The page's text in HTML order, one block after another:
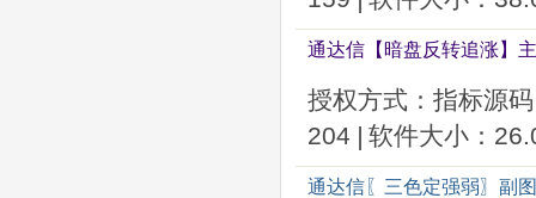
通达信【暗盘反转追涨】
授权方式：指标源码
204 | 软件大小：
通达信〖三色定强弱〗副